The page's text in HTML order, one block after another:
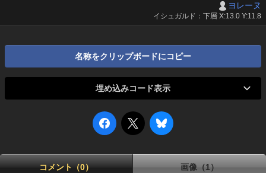
ヨレーヌ
イシュガルド：下層 X:13.0 Y:11.8
名称をクリップボードにコピー
埋め込みコード表示
コメント（0） 画像（1）